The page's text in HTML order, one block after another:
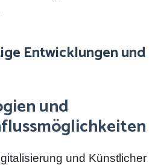
Entwicklungen und
und
und Künstlicher